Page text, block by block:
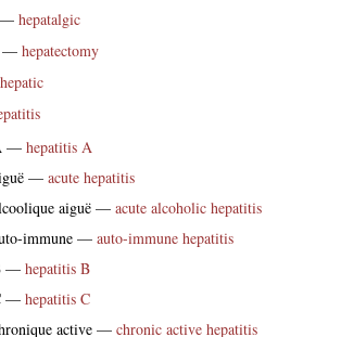
— hepatalgic
— hepatectomy
hepatic
— hepatitis A
— acute hepatitis
aiguë — acute alcoholic hepatitis
immune — auto-immune hepatitis
— hepatitis B
— hepatitis C
active — chronic active hepatitis